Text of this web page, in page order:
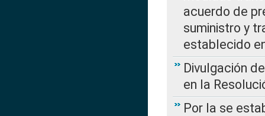
acuerdo de
suministro y
establecido
Divulgación
en la
Por la se